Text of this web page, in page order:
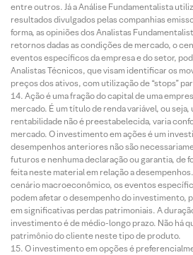
entre outros. Já a Análise Fundamentalista
resultados divulgados pelas companhias
forma, as opiniões dos Analistas
retornos dadas as condições de mercado, o
eventos específicos da empresa e do setor,
Analistas Técnicos, que visam identificar os
preços dos ativos, com utilização de “stops”
Ação é uma fração do capital de uma
mercado. É um título de renda variável, ou
rentabilidade não é preestabelecida, varia
mercado. O investimento em ações é um
desempenhos anteriores não são
futuros e nenhuma declaração ou garantia, de
feita neste material em relação a
cenário macroeconômico, os eventos
podem afetar o desempenho do investimento,
em significativas perdas patrimoniais. A
investimento é de médio-longo prazo. Não há
patrimônio do cliente neste tipo de produto.
O investimento em opções é